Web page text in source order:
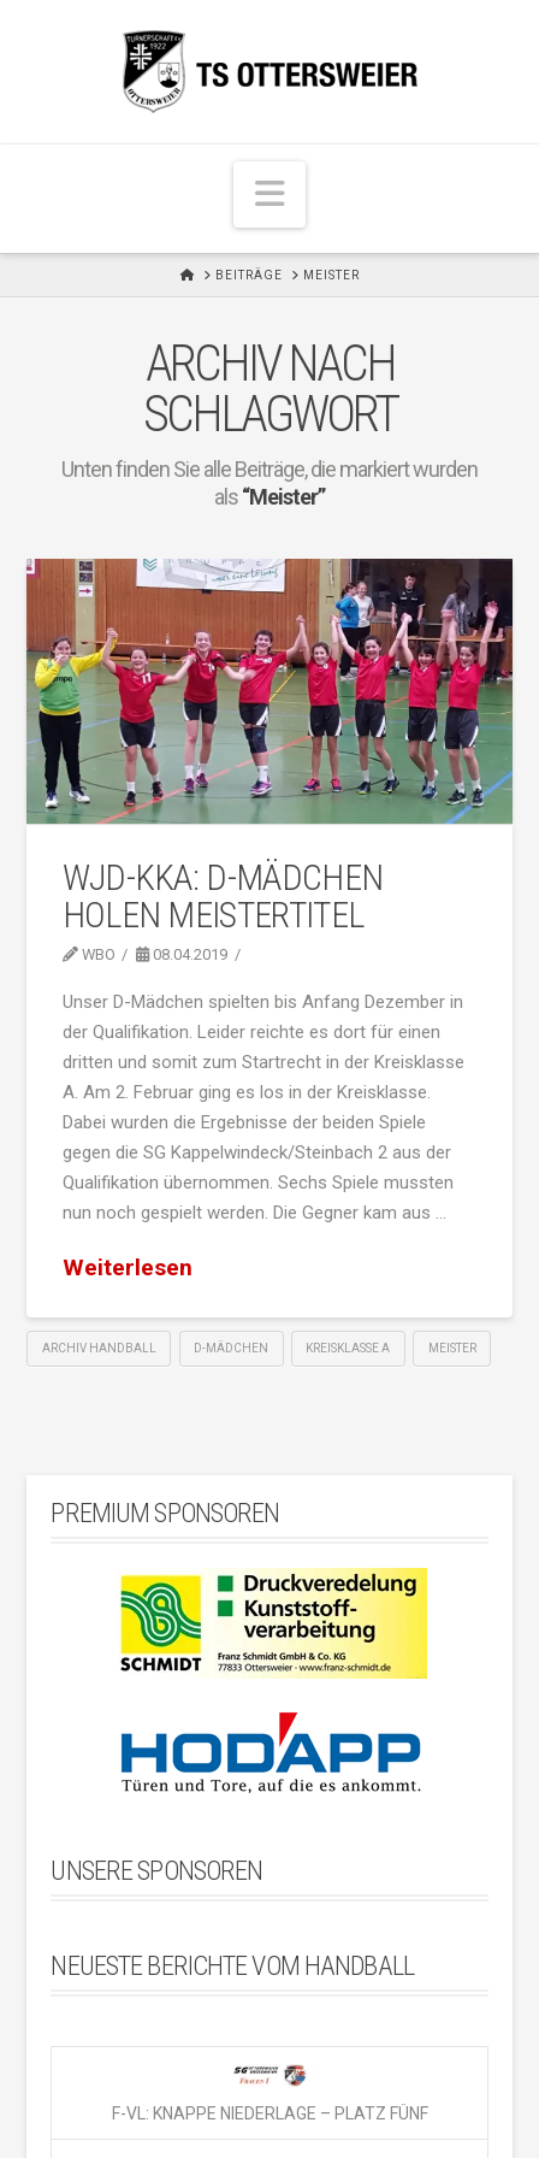
N
a
v
i
a
t
i
o
n
H
BEITRÄGE MEISTER
ARCHIV NACH
SCHLAGWORT
Unten finden Sie alle Beiträge, die markiert wurden
als“Meister”
WJD-KKA: D-MÄDCHEN
HOLEN MEISTERTITEL
WBO 08.04.2019
Unser D-Mädchen spielten bis Anfang Dezember in
der Qualifikation. Leider reichte es dort für einen
dritten und somit zum Startrecht in der Kreisklasse
A. Am 2. Februar ging es los in der Kreisklasse.
Dabei wurden die Ergebnisse der beiden Spiele
gegen die SG Kappelwindeck/Steinbach 2 aus der
Qualifikation übernommen. Sechs Spiele mussten
nun noch gespielt werden. Die Gegner kam aus …
Weiterlesen
ARCHIV HANDBALL D-MÄDCHEN KREISKLASSE A MEISTER
PREMIUM SPONSOREN
UNSERE SPONSOREN
NEUESTE BERICHTE VOM HANDBALL
F-VL: KNAPPE NIEDERLAGE – PLATZ FÜNF